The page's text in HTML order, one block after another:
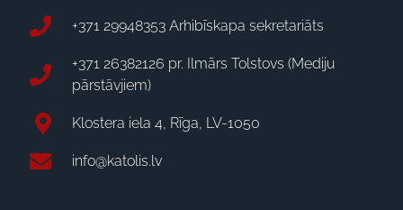
+371 29948353 Arhibīskapa sekretariāts
+371 26382126 pr. Ilmārs Tolstovs (Mediju
pārstāvjiem)
Klostera iela 4, Rīga, LV-1050
info@katolis.lv